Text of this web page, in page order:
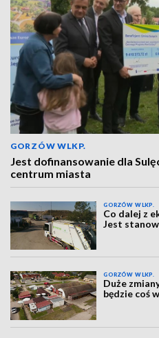
GORZÓW WLKP.
Jest dofinansowanie dla
centrum miasta
GORZÓW WLKP.
Co dalej z
Jest
GORZÓW WLKP.
Duże
będzie coś